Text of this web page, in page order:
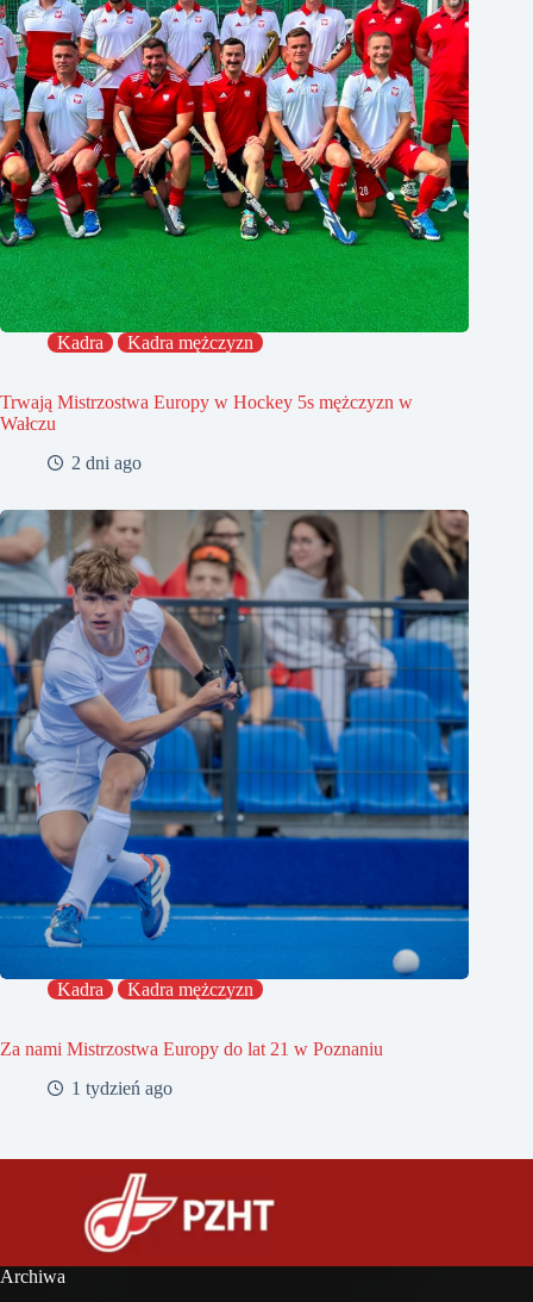
Kadra Kadra mężczyzn
Trwają Mistrzostwa Europy w Hockey 5s mężczyzn w
Wałczu
2 dni ago
Kadra Kadra mężczyzn
Za nami Mistrzostwa Europy do lat 21 w Poznaniu
1 tydzień ago
Archiwa